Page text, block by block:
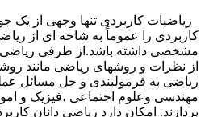
ریاضیات کاربردی تنها وجهی از یک
کاربردی را عموماً به شاخه ای از
مشخصی داشته باشد.از طرفی ریاضی
از نظرات و روشهای ریاضی مانند
ریاضی به فرمولبندی و حل مسائل
مهندسی وعلوم اجتماعی ،فیزیک و
پردازند. امکان دارد ریاضی دانان